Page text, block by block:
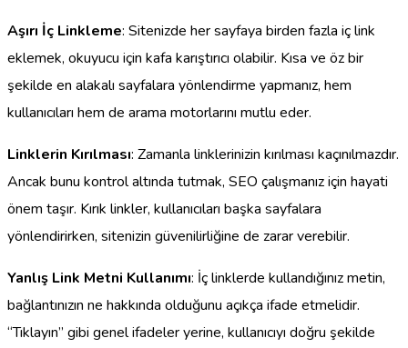
Aşırı İç Linkleme: Sitenizde her sayfaya birden fazla iç link
eklemek, okuyucu için kafa karıştırıcı olabilir. Kısa ve öz bir
şekilde en alakalı sayfalara yönlendirme yapmanız, hem
kullanıcıları hem de arama motorlarını mutlu eder.
Linklerin Kırılması: Zamanla linklerinizin kırılması kaçınılmazdır.
Ancak bunu kontrol altında tutmak, SEO çalışmanız için hayati
önem taşır. Kırık linkler, kullanıcıları başka sayfalara
yönlendirirken, sitenizin güvenilirliğine de zarar verebilir.
Yanlış Link Metni Kullanımı: İç linklerde kullandığınız metin,
bağlantınızın ne hakkında olduğunu açıkça ifade etmelidir.
“Tıklayın” gibi genel ifadeler yerine, kullanıcıyı doğru şekilde